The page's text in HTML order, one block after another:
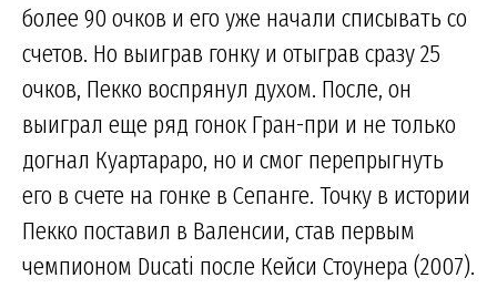
более 90 очков и его уже начали списывать со
счетов. Но выиграв гонку и отыграв сразу 25
очков, Пекко воспрянул духом. После, он
выиграл еще ряд гонок Гран-при и не только
догнал Куартараро, но и смог перепрыгнуть
его в счете на гонке в Сепанге. Точку в истории
Пекко поставил в Валенсии, став первым
чемпионом Ducati после Кейси Стоунера (2007).